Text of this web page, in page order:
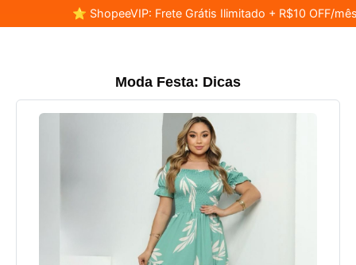
⭐ ShopeeVIP: Frete Grátis Ilimitado + R$10 OFF/
Moda Festa: Dicas